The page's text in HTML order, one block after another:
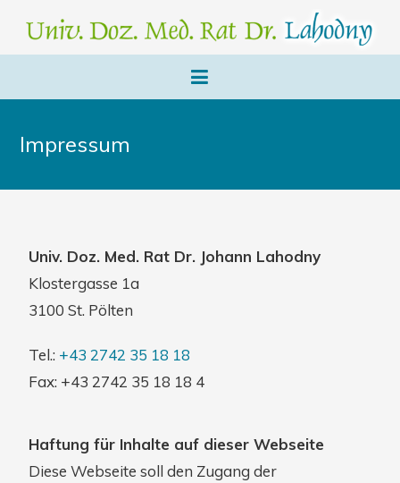
Impressum
Univ. Doz. Med. Rat Dr. Johann Lahodny
Klostergasse 1a
3100 St. Pölten
Tel.: +43 2742 35 18 18
Fax: +43 2742 35 18 18 4
Haftung für Inhalte auf dieser Webseite
Diese Webseite soll den Zugang der